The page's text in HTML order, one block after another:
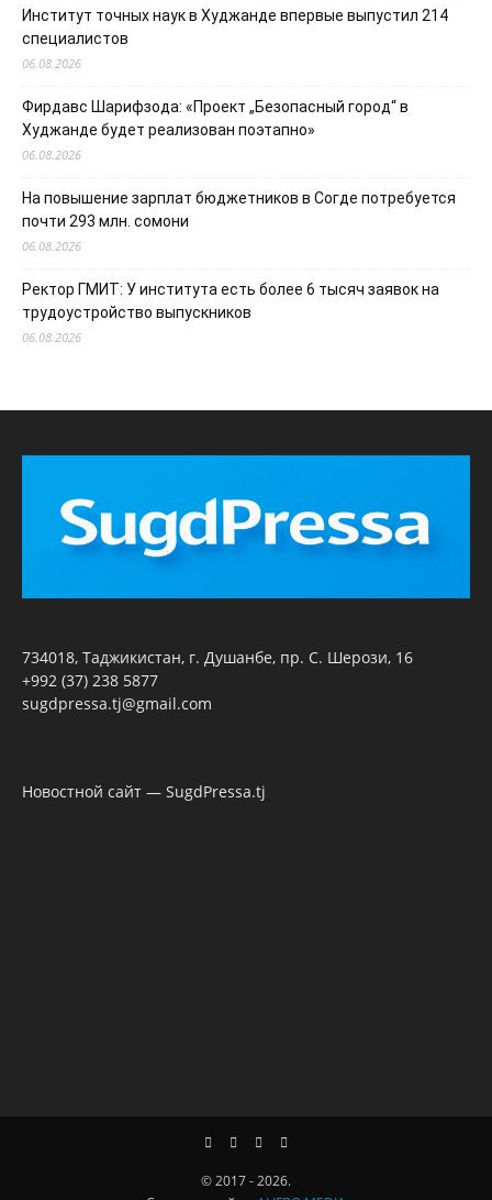
Институт точных наук в Худжанде впервые выпустил 214
специалистов
06.08.2026
Фирдавс Шарифзода: «Проект „Безопасный город“ в
Худжанде будет реализован поэтапно»
06.08.2026
На повышение зарплат бюджетников в Согде потребуется
почти 293 млн. сомони
06.08.2026
Ректор ГМИТ: У института есть более 6 тысяч заявок на
трудоустройство выпускников
06.08.2026
734018, Таджикистан, г. Душанбе, пр. С. Шерози, 16
+992 (37) 238 5877
sugdpressa.tj@gmail.com
Новостной сайт — SugdPressa.tj
© 2017 - 2026.